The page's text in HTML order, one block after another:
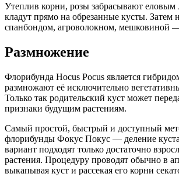
Утеплив корни, розы забрасывают еловым
кладут прямо на обрезанные кусты. Затем
спанбондом, агроволокном, мешковиной
Размножение
Флорибунда Hocus Pocus является
размножают её исключительно
Только так родительский куст может
признаки будущим растениям.
Самый простой, быстрый и доступный
флорибунды Фокус Покус — деление
вариант подходят только достаточно
растения. Процедуру проводят обычно в
выкапывая куст и рассекая его корни